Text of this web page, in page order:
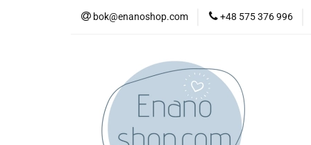
bok@enanoshop.com +48 575 376 996
kontakt